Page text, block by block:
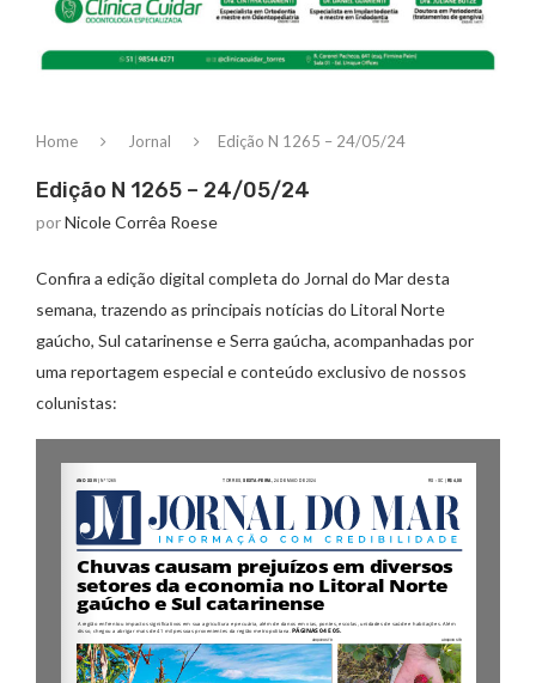
Home Jornal Edição N 1265 – 24/05/24
Edição N 1265 – 24/05/24
porNicole Corrêa Roese
Confira a edição digital completa do Jornal do Mar desta
semana, trazendo as principais notícias do Litoral Norte
gaúcho, Sul catarinense e Serra gaúcha, acompanhadas por
uma reportagem especial e conteúdo exclusivo de nossos
colunistas: